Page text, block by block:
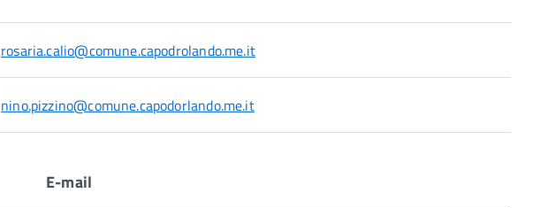
rosaria.calio@comune.capodrolando.me.it
nino.pizzino@comune.capodorlando.me.it
E-mail